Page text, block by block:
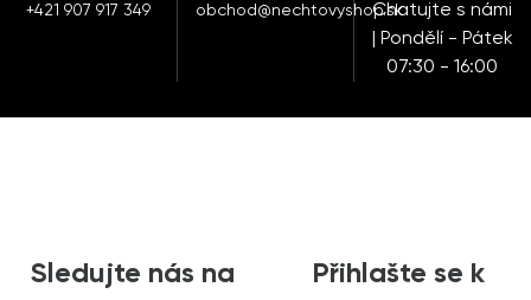
+421 907 917 349 obchod@nechtovyshop.skChatujte s námi
| Pondělí - Pátek
07:30 - 16:00
Sledujte nás na
Přihlašte se k